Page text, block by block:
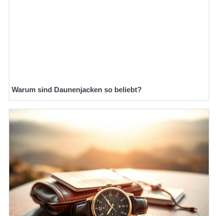
Warum sind Daunenjacken so beliebt?